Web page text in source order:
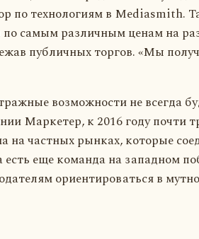
по технологиям в Mediasmith.
самым различным ценам на
публичных торгов. «Мы
возможности не всегда
Маркетер, к 2016 году почти
частных рынках, которые
еще команда на западном
ориентироваться в